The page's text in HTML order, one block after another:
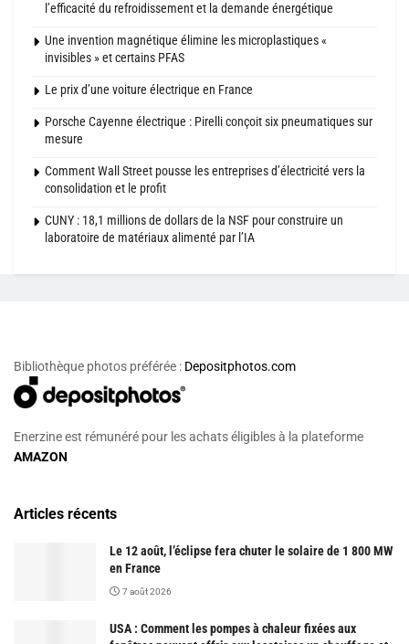
l’efficacité du refroidissement et la demande énergétique
Une invention magnétique élimine les microplastiques «
invisibles » et certains PFAS
Le prix d’une voiture électrique en France
Porsche Cayenne électrique : Pirelli conçoit six pneumatiques sur
mesure
Comment Wall Street pousse les entreprises d’électricité vers la
consolidation et le profit
CUNY : 18,1 millions de dollars de la NSF pour construire un
laboratoire de matériaux alimenté par l’IA
Bibliothèque photos préférée : Depositphotos.com
Enerzine est rémunéré pour les achats éligibles à la plateforme
AMAZON
Articles récents
Le 12 août, l’éclipse fera chuter le solaire de 1 800 MW
en France
7 août 2026
USA : Comment les pompes à chaleur fixées aux